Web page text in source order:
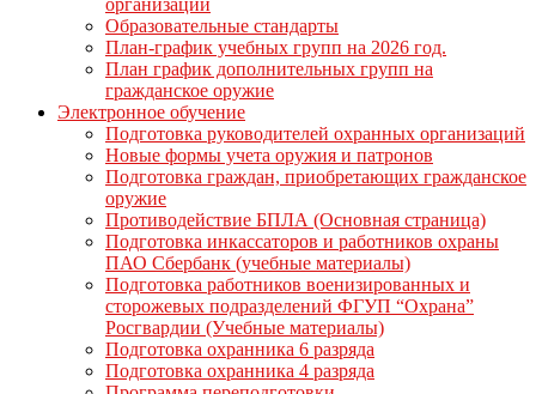
Образовательные стандарты
План-график учебных групп на 2026 год.
План график дополнительных групп на
гражданское оружие
Электронное обучение
Подготовка руководителей охранных организаций
Новые формы учета оружия и патронов
Подготовка граждан, приобретающих гражданское
оружие
Противодействие БПЛА (Основная страница)
Подготовка инкассаторов и работников охраны
ПАО Сбербанк (учебные материалы)
Подготовка работников военизированных и
сторожевых подразделений ФГУП “Охрана”
Росгвардии (Учебные материалы)
Подготовка охранника 6 разряда
Подготовка охранника 4 разряда